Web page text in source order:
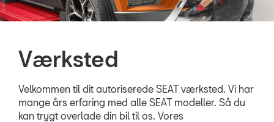
Koncepter og
Service & Rep
Værksted
Velkommen til dit autoriserede SEAT værksted. Vi har
mange års erfaring med alle SEAT modeller. Så du
kan trygt overlade din bil til os. Vores